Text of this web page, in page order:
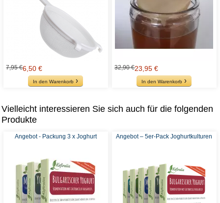
7,95 €6,50 €
In den Warenkorb
32,90 €23,95 €
In den Warenkorb
Vielleicht interessieren Sie sich auch für die folgenden
Produkte
Angebot - Packung 3 x Joghurt Angebot – 5er-Pack Joghurtkulturen